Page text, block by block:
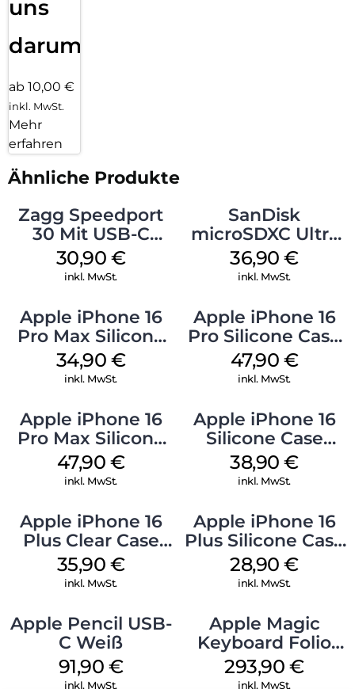
uns
darum!
ab 10,00 €
inkl. MwSt.
Mehr
erfahren
Ähnliche Produkte
Zagg Speedport
30 Mit USB-C
Kabel Weiß
30,90 €
inkl. MwSt.
SanDisk
microSDXC Ultra
128 GB + Adapter
Mobile
36,90€
inkl. MwSt.
Apple iPhone 16
Pro Max Silicone
Case MagSafe
Denim
34,90 €
inkl. MwSt.
Apple iPhone 16
Pro Silicone Case
MagSafe Denim
47,90 €
inkl. MwSt.
Apple iPhone 16
Pro Max Silicone
Case MagSafe
Black
47,90 €
inkl. MwSt.
Apple iPhone 16
Silicone Case
MagSafe
Ultramarine
38,90€
inkl. MwSt.
Apple iPhone 16
Plus Clear Case
MagSafe
Transparent
35,90 €
inkl. MwSt.
Apple iPhone 16
Plus Silicone Case
MagSafe Black
28,90€
inkl. MwSt.
Apple Pencil USB-
C Weiß
91,90 €
inkl. MwSt.
Apple Magic
Keyboard Folio
iPad 10.9″ (10.Gen.)
Weiß
293,90€
inkl. MwSt.